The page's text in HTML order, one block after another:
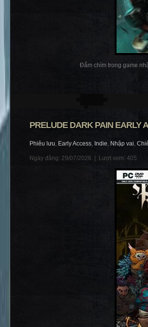
Đắm chìm trong game
PRELUDE DARK PAIN EARLY
Phiêu lưu, Early Access, Indie, Nhập vai,
Ngày đăng: 29/07/2026 | Lượt xem: 405